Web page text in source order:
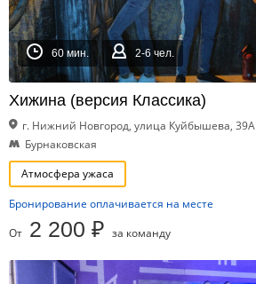
60 мин. 2-6 чел.
Хижина (версия Классика)
г. Нижний Новгород, улица Куйбышева, 39А
Бурнаковская
Атмосфера ужаса
Бронирование оплачивается на месте
От 2 200 ₽ за команду